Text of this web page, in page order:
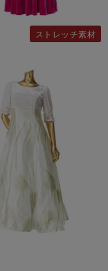
ストレッチ素材